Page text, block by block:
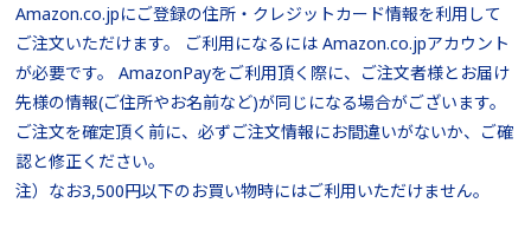
Amazon.co.jpにご登録の住所・クレジットカード情報を利用して
ご注文いただけます。 ご利用になるには Amazon.co.jpアカウント
が必要です。 AmazonPayをご利用頂く際に、ご注文者様とお届け
先様の情報(ご住所やお名前など)が同じになる場合がございます。
ご注文を確定頂く前に、必ずご注文情報にお間違いがないか、ご確
認と修正ください。
注）なお3,500円以下のお買い物時にはご利用いただけません。